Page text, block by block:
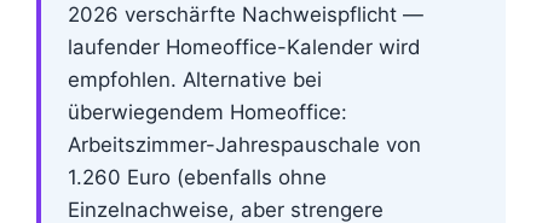
2026 verschärfte Nachweispflicht —
laufender Homeoffice-Kalender wird
empfohlen. Alternative bei
überwiegendem Homeoffice:
Arbeitszimmer-Jahrespauschale von
1.260 Euro (ebenfalls ohne
Einzelnachweise, aber strengere